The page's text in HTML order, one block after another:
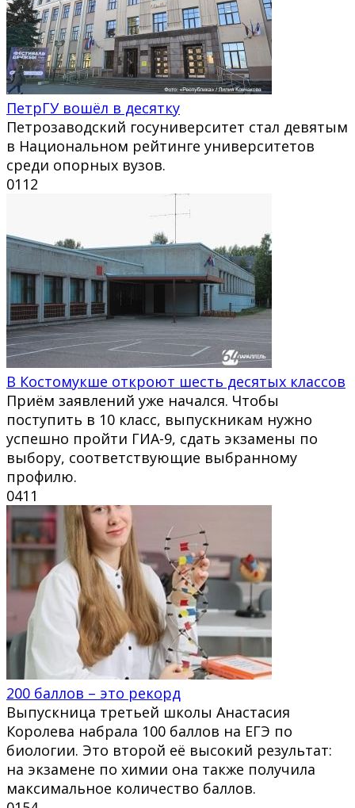
ПетрГУ вошёл в десятку
Петрозаводский госуниверситет стал девятым
в Национальном рейтинге университетов
среди опорных вузов.
0112
В Костомукше откроют шесть десятых классов
Приём заявлений уже начался. Чтобы
поступить в 10 класс, выпускникам нужно
успешно пройти ГИА-9, сдать экзамены по
выбору, соответствующие выбранному
профилю.
0411
200 баллов – это рекорд
Выпускница третьей школы Анастасия
Королева набрала 100 баллов на ЕГЭ по
биологии. Это второй её высокий результат:
на экзамене по химии она также получила
максимальное количество баллов.